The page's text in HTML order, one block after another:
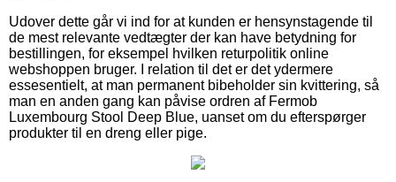
Udover dette går vi ind for at kunden er hensynstagende til
de mest relevante vedtægter der kan have betydning for
bestillingen, for eksempel hvilken returpolitik online
webshoppen bruger. I relation til det er det ydermere
essesentielt, at man permanent bibeholder sin kvittering, så
man en anden gang kan påvise ordren af Fermob
Luxembourg Stool Deep Blue, uanset om du efterspørger
produkter til en dreng eller pige.